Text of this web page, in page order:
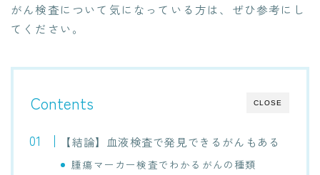
がん検査について気になっている方は、ぜひ参考にし
てください。
CLOSE
Contents
【結論】血液検査で発見できるがんもある
腫瘍マーカー検査でわかるがんの種類